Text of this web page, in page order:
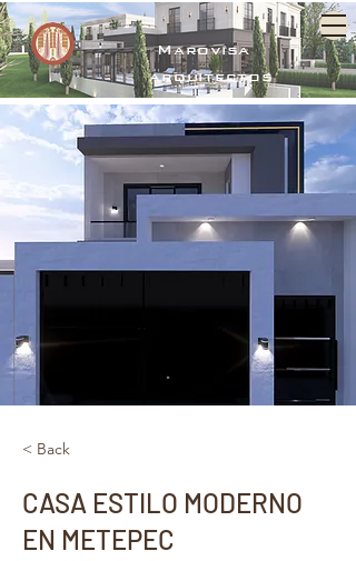
Marovisa
arquitectos
< Back
CASA ESTILO MODERNO
EN METEPEC